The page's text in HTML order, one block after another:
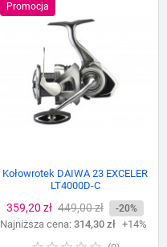
Promocja
Kołowrotek DAIWA 23 EXCELER
LT4000D-C
Cena
359,20 zł Cena
podstawowa
449,00 zł -20%
Najniższa cena: 314,30 zł +14%